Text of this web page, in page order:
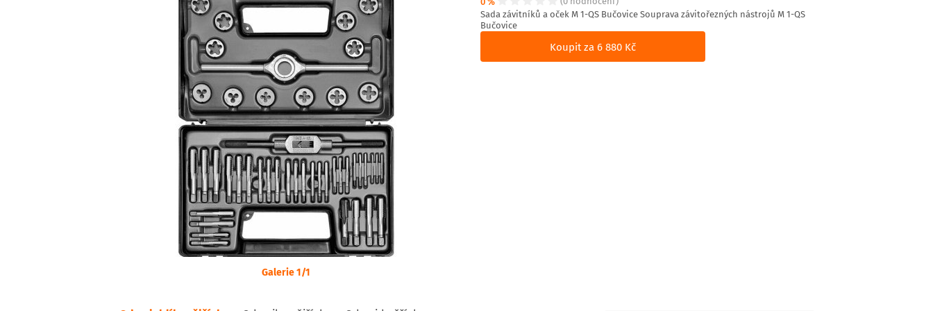
Galerie 1/1
Sada závitníků a oček M 1-QS Bučovice Souprava závitořezných nástrojů M 1-QS
Bučovice
Koupit za 6 880 Kč